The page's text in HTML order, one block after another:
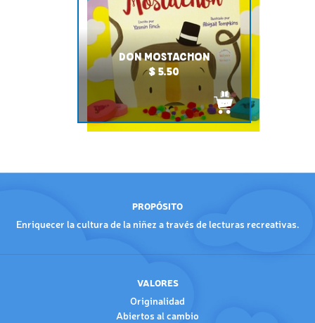
DON MOSTACHON
$ 5.50
PROPÓSITO
Enriquecer la cultura de la niñez a través de lecturas recreativas.
VALORES
Originalidad
Abiertos al cambio